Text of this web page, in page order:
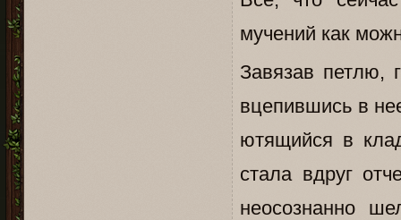
мучений как
Завязав петлю,
вцепившись в
ютящийся в
стала вдруг
неосознанно